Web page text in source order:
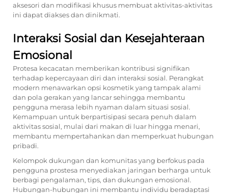
aksesori dan modifikasi khusus membuat aktivitas-aktivitas
ini dapat diakses dan dinikmati.
Interaksi Sosial dan Kesejahteraan
Emosional
Protesa kecacatan memberikan kontribusi signifikan
terhadap kepercayaan diri dan interaksi sosial. Perangkat
modern menawarkan opsi kosmetik yang tampak alami
dan pola gerakan yang lancar sehingga membantu
pengguna merasa lebih nyaman dalam situasi sosial.
Kemampuan untuk berpartisipasi secara penuh dalam
aktivitas sosial, mulai dari makan di luar hingga menari,
membantu mempertahankan dan memperkuat hubungan
pribadi.
Kelompok dukungan dan komunitas yang berfokus pada
pengguna prostesa menyediakan jaringan berharga untuk
berbagi pengalaman, tips, dan dukungan emosional.
Hubungan-hubungan ini membantu individu beradaptasi